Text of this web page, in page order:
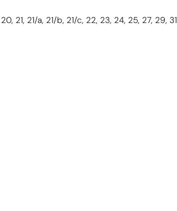
21, 21/a, 21/b, 21/c, 22, 23, 24, 25, 27, 29, 31